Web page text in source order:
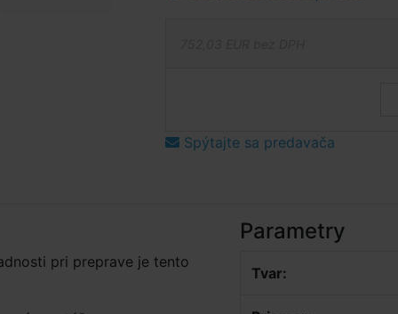
Spýtajte sa predavača
pri preprave je tento
Parametry
Tvar: